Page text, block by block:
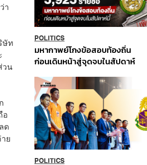
า
ษัท
วน
อ
ด
ย
POLITICS
มหากาพย์โกงข้อสอบท้องถิ่น
ก่อนเดินหน้าสู่จุดจบในสัปดาห์
POLITICS